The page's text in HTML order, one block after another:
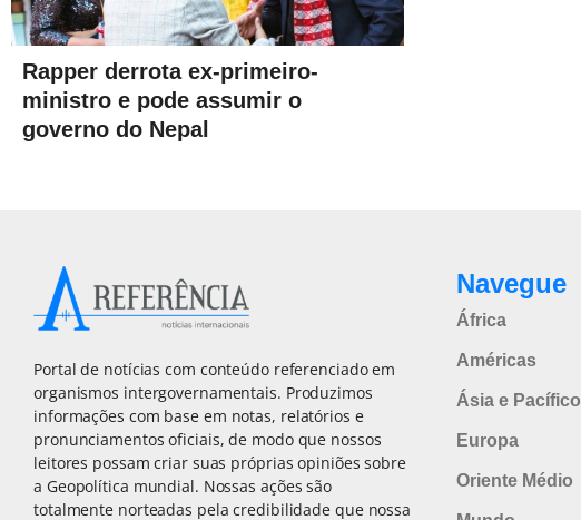
Rapper derrota ex-primeiro-
ministro e pode assumir o
governo do Nepal
Portal de notícias com conteúdo referenciado em
organismos intergovernamentais. Produzimos
informações com base em notas, relatórios e
pronunciamentos oficiais, de modo que nossos
leitores possam criar suas próprias opiniões sobre
a Geopolítica mundial. Nossas ações são
totalmente norteadas pela credibilidade que nossa
Navegue
África
Américas
Ásia e Pacífico
Europa
Oriente Médio